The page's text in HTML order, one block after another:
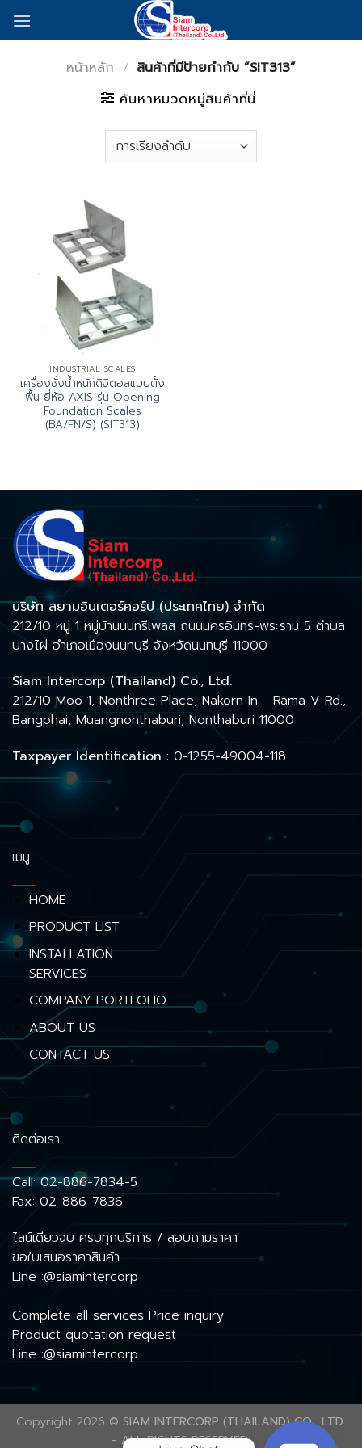
หน้าหลัก / สินค้าที่มีป้ายกำกับ “SIT313”
ค้นหาหมวดหมู่สินค้าที่นี่
INDUSTRIAL SCALES
เครื่องชั่งน้ำหนักดิจิตอลแบบตั้ง
พื้น ยี่ห้อ AXIS รุ่น Opening
Foundation Scales
(BA/FN/S) (SIT313)
บริษัท สยามอินเตอร์คอร์ป (ประเทศไทย) จำกัด
212/10 หมู่ 1 หมู่บ้านนนทรีเพลส ถนนนครอินทร์-พระราม 5 ตำบล
บางไผ่ อำเภอเมืองนนทบุรี จังหวัดนนทบุรี 11000
Siam Intercorp (Thailand) Co., Ltd.
212/10 Moo 1, Nonthree Place, Nakorn In - Rama V Rd.,
Bangphai, Muangnonthaburi, Nonthaburi 11000
Taxpayer Identification : 0-1255-49004-118
เมนู
HOME
PRODUCT LIST
INSTALLATION
SERVICES
COMPANY PORTFOLIO
ABOUT US
CONTACT US
ติดต่อเรา
Call:02-886-7834-5
Fax: 02-886-7836
ไลน์เดียวจบ ครบทุกบริการ / สอบถามราคา
ขอใบเสนอราคาสินค้า
Line :@siamintercorp
Complete all services Price inquiry
Product quotation request
Line :@siamintercorp
Copyright 2026 © SIAM INTERCORP (THAILAND) CO., LTD.
- ALL RIGHTS RESERVED.